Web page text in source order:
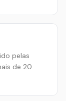
pelas
de 20